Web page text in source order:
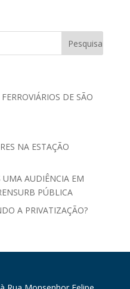
DE SÃO
NA ESTAÇÃO
AUDIÊNCIA EM
PÚBLICA
A PRIVATIZAÇÃO?